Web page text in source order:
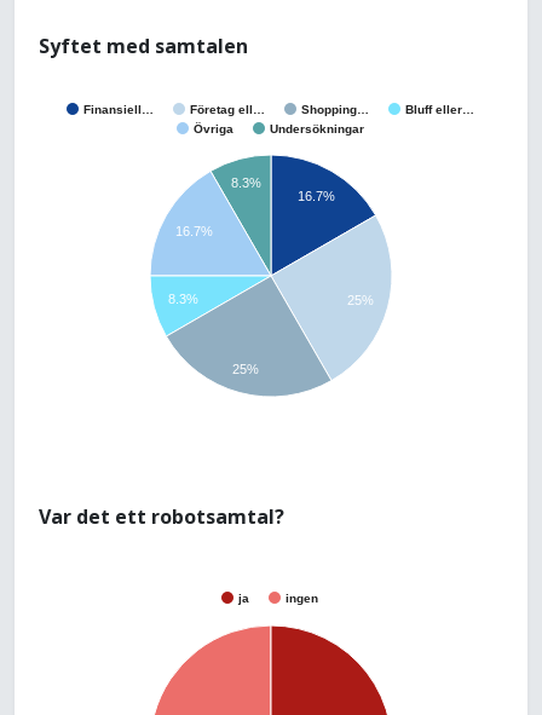
Syftet med samtalen
Finansiell… Företag ell… Shopping…
Bluff eller…
Övriga
Undersökningar
16.7%
25%
8.3%
16.7%
8.3%
25%
Var det ett robotsamtal?
ja ingen